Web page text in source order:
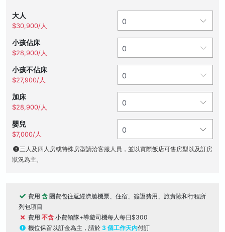
大人
$30,900/人
小孩佔床
$28,900/人
小孩不佔床
$27,900/人
加床
$28,900/人
嬰兒
$7,000/人
三人及四人房或特殊房型請洽客服人員，並以實際飯店可售房型以及訂房
狀況為主。
費用 含 團費包往返經濟艙機票、住宿、簽證費用、旅責險和行程所
列包項目
費用 不含 小費領隊+導遊司機每人每日$300
機位保留以訂金為主，請於 3 個工作天內付訂